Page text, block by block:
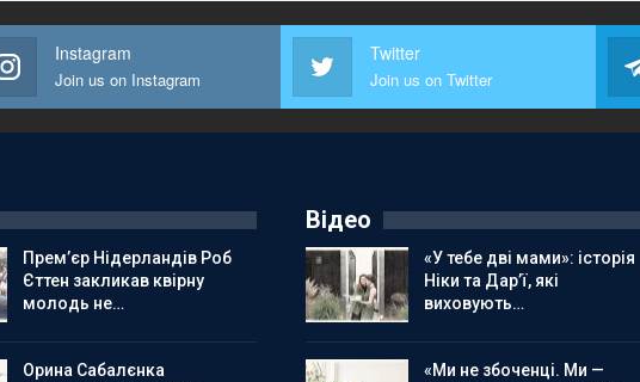
Instagram
Join us on Instagram
Twitter
Join us on Twitter
Прем’єр Нідерландів Роб
Єттен закликав квірну
молодь не…
Орина Сабалєнка
Відео
«У тебе дві мами»: історія
Ніки та Дар’ї, які
виховують…
«Ми не збоченці. Ми —